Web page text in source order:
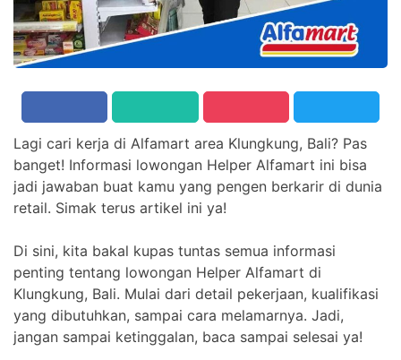
Lagi cari kerja di Alfamart area Klungkung, Bali? Pas
banget! Informasi lowongan Helper Alfamart ini bisa
jadi jawaban buat kamu yang pengen berkarir di dunia
retail. Simak terus artikel ini ya!
Di sini, kita bakal kupas tuntas semua informasi
penting tentang lowongan Helper Alfamart di
Klungkung, Bali. Mulai dari detail pekerjaan, kualifikasi
yang dibutuhkan, sampai cara melamarnya. Jadi,
jangan sampai ketinggalan, baca sampai selesai ya!